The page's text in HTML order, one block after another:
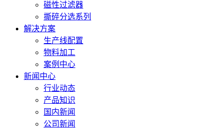
磁性过滤器
撕碎分选系列
解决方案
生产线配置
物料加工
案例中心
新闻中心
行业动态
产品知识
国内新闻
公司新闻